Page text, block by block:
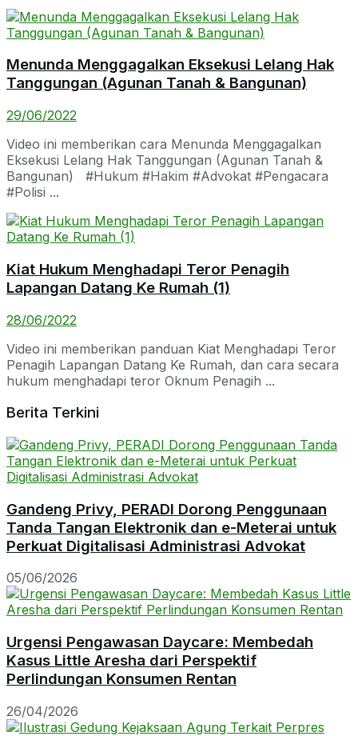
Menunda Menggagalkan Eksekusi Lelang Hak
Tanggungan (Agunan Tanah & Bangunan)
29/06/2022
Video ini memberikan cara Menunda Menggagalkan
Eksekusi Lelang Hak Tanggungan (Agunan Tanah &
Bangunan) #Hukum #Hakim #Advokat #Pengacara
#Polisi ...
Kiat Hukum Menghadapi Teror Penagih
Lapangan Datang Ke Rumah (1)
28/06/2022
Video ini memberikan panduan Kiat Menghadapi Teror
Penagih Lapangan Datang Ke Rumah, dan cara secara
hukum menghadapi teror Oknum Penagih ...
Berita Terkini
Gandeng Privy, PERADI Dorong Penggunaan
Tanda Tangan Elektronik dan e-Meterai untuk
Perkuat Digitalisasi Administrasi Advokat
05/06/2026
Urgensi Pengawasan Daycare: Membedah
Kasus Little Aresha dari Perspektif
Perlindungan Konsumen Rentan
26/04/2026